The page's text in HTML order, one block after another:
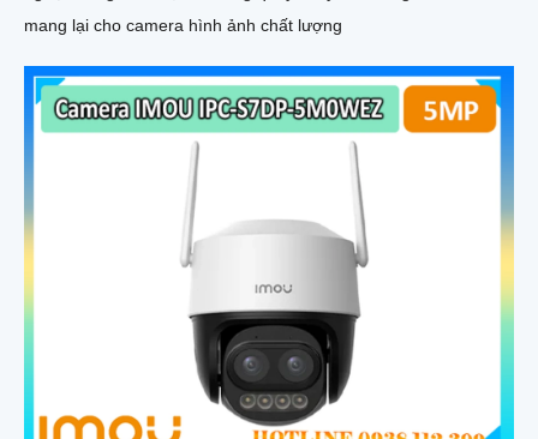
mang lại cho camera hình ảnh chất lượng